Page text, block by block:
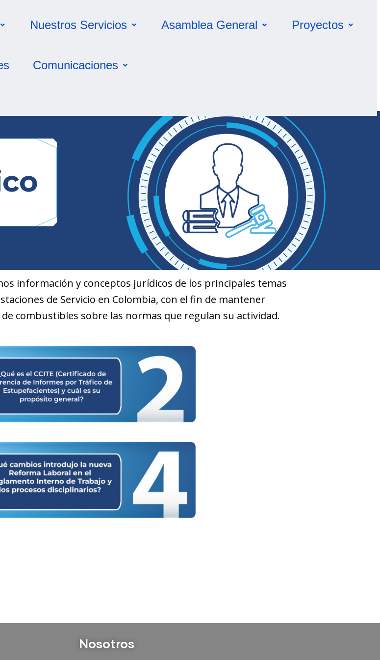
Nuestros Servicios Asamblea General Proyectos
Comunicaciones
información y conceptos jurídicos de los principales temas
de Servicio en Colombia, con el fin de mantener
combustibles sobre las normas que regulan su actividad.
Nosotros